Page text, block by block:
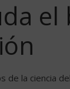
de la ciencia